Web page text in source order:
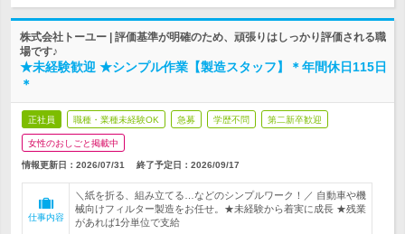
株式会社トーユー | 評価基準が明確のため、頑張りはしっかり評価される職
場です♪
★未経験歓迎 ★シンプル作業【製造スタッフ】＊年間休日115日
＊
正社員 職種・業種未経験OK 急募 学歴不問 第二新卒歓迎
女性のおしごと掲載中
情報更新日：2026/07/31 終了予定日： 2026/09/17
仕事内容
＼紙を折る、組み立てる…などのシンプルワーク！／ 自動車や機
械向けフィルター製造をお任せ。★未経験から着実に成長 ★残業
があれば1分単位で支給